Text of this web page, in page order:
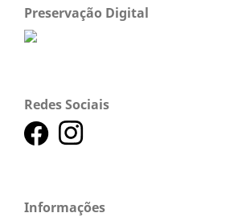
Preservação Digital
Redes Sociais
Informações